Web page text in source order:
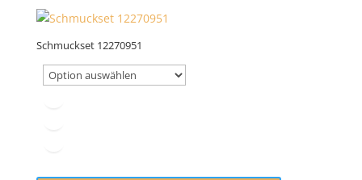
Schmuckset 12270951